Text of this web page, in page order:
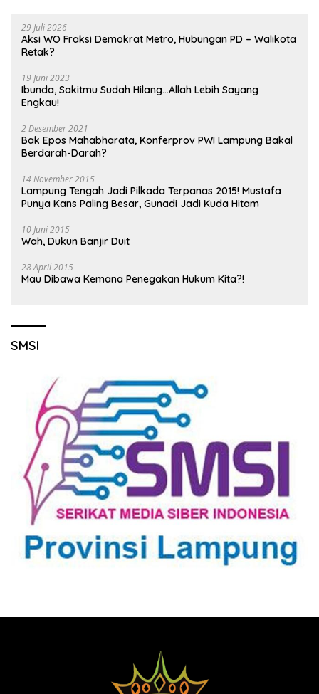
29 Juli 2026
Aksi WO Fraksi Demokrat Metro, Hubungan PD – Walikota
Retak?
19 Juni 2023
Ibunda, Sakitmu Sudah Hilang…Allah Lebih Sayang
Engkau!
2 Desember 2021
Bak Epos Mahabharata, Konferprov PWI Lampung Bakal
Berdarah-Darah?
14 November 2015
Lampung Tengah Jadi Pilkada Terpanas 2015! Mustafa
Punya Kans Paling Besar, Gunadi Jadi Kuda Hitam
10 Juni 2015
Wah, Dukun Banjir Duit
28 April 2015
Mau Dibawa Kemana Penegakan Hukum Kita?!
SMSI